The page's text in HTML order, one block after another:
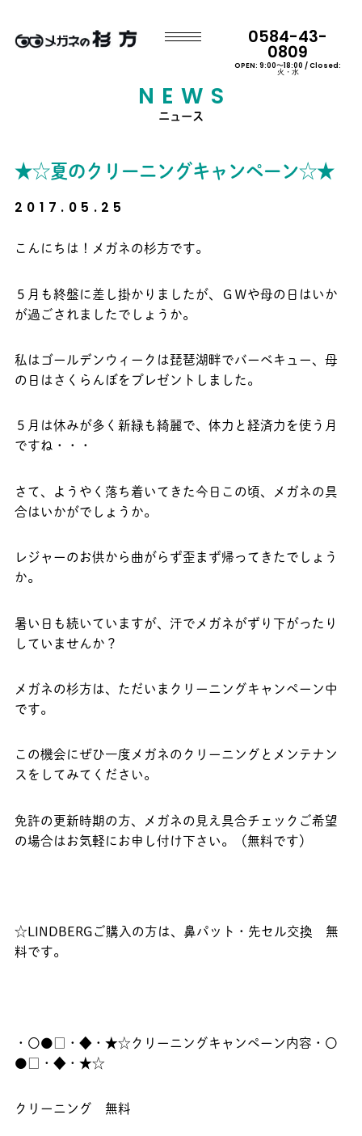
0584-43-
0809
OPEN: 9:00〜18:00 / Closed:
火・水
NEWS
ニュース
★☆夏のクリーニングキャンペーン☆★
2017.05.25
こんにちは！メガネの杉方です。
５月も終盤に差し掛かりましたが、ＧＷや母の日はいか
が過ごされましたでしょうか。
私はゴールデンウィークは琵琶湖畔でバーベキュー、母
の日はさくらんぼをプレゼントしました。
５月は休みが多く新緑も綺麗で、体力と経済力を使う月
ですね・・・
さて、ようやく落ち着いてきた今日この頃、メガネの具
合はいかがでしょうか。
レジャーのお供から曲がらず歪まず帰ってきたでしょう
か。
暑い日も続いていますが、汗でメガネがずり下がったり
していませんか？
メガネの杉方は、ただいまクリーニングキャンペーン中
です。
この機会にぜひ一度メガネのクリーニングとメンテナン
スをしてみてください。
免許の更新時期の方、メガネの見え具合チェックご希望
の場合はお気軽にお申し付け下さい。（無料です）
☆LINDBERGご購入の方は、鼻パット・先セル交換 無
料です。
・〇●□・◆・★☆クリーニングキャンペーン内容・〇
●□・◆・★☆
クリーニング 無料